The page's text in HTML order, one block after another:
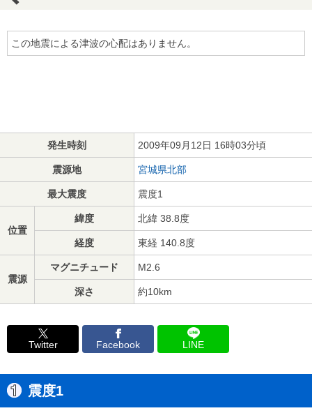
この地震による津波の心配はありません。
発生時刻 2009年09月12日 16時03分頃
震源地 宮城県北部
最大震度 震度1
位置
緯度 北緯 38.8度
経度 東経 140.8度
震源
マグニチュード M2.6
深さ 約10km
Twitter Facebook LINE
震度1